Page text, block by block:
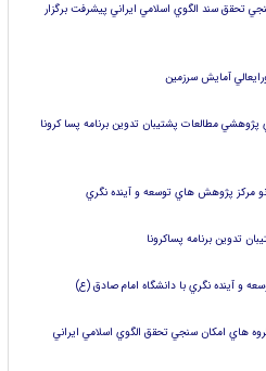
تحقق سند الگوي اسلامي ايراني پيشرفت برگزار
آمايش سرزمين
مطالعات پشتيبان تدوين برنامه پسا كرونا
مركز پژوهش هاي توسعه و آينده نگري
تدوين برنامه پساكرونا
آينده نگري با دانشگاه امام صادق (ع)
هاي امكان سنجي تحقق الگوي اسلامي ايراني